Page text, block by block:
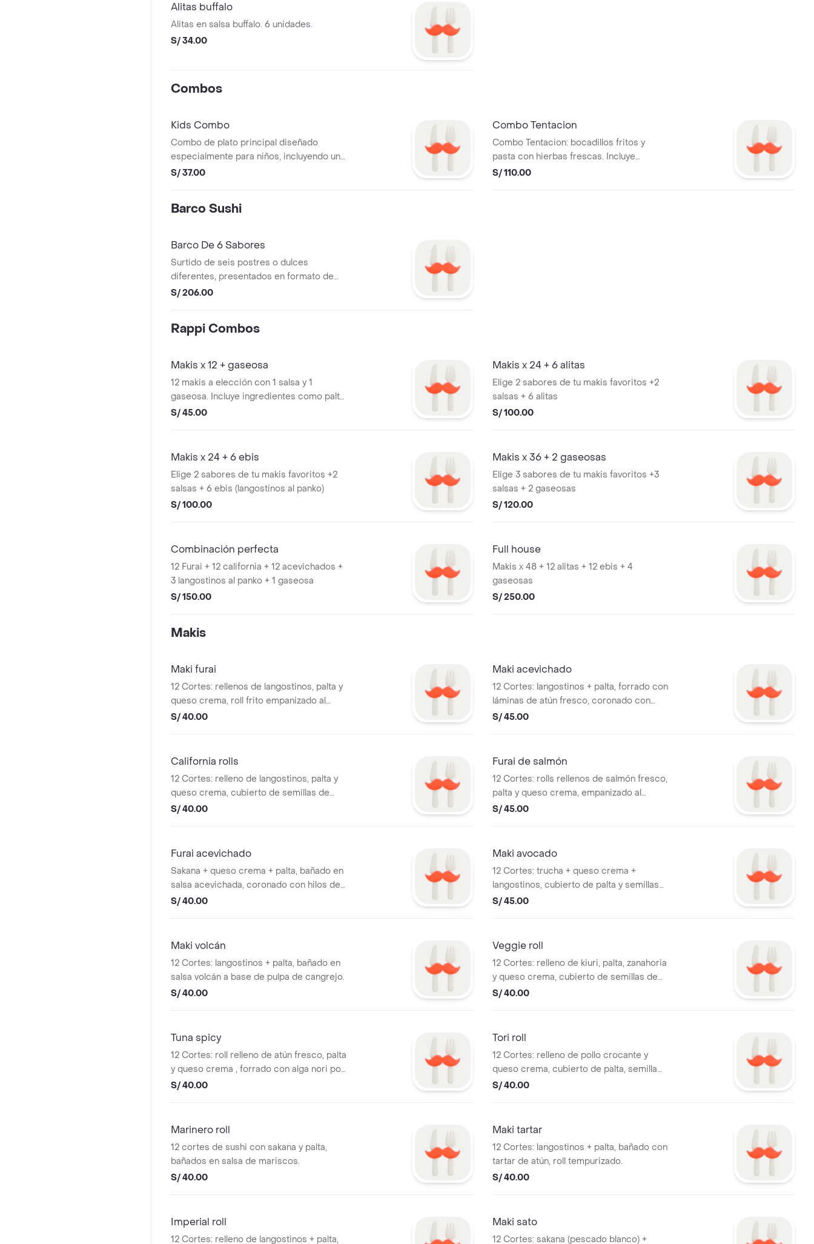
Alitas buffalo
Alitas en salsa buffalo. 6 unidades.
S/ 34.00
Combos
Kids Combo
Combo de plato principal diseñado
especialmente para niños, incluyendo una
selección de alimentos.
S/ 37.00
Combo Tentacion
Combo Tentacion: bocadillos fritos y
pasta con hierbas frescas. Incluye
rodajas de vegetales empanizados.
S/ 110.00
Barco Sushi
Barco De 6 Sabores
Surtido de seis postres o dulces
diferentes, presentados en formato de
barco de sushi para compartir.
S/ 206.00
Rappi Combos
Makis x 12 + gaseosa
12 makis a elección con 1 salsa y 1
gaseosa. Incluye ingredientes como palta
y langostino.
S/ 45.00
Makis x 24 + 6 alitas
Elige 2 sabores de tu makis favoritos +2
salsas + 6 alitas
S/ 100.00
Makis x 24 + 6 ebis
Elige 2 sabores de tu makis favoritos +2
salsas + 6 ebis (langostinos al panko)
S/ 100.00
Makis x 36 + 2 gaseosas
Elige 3 sabores de tu makis favoritos +3
salsas + 2 gaseosas
S/ 120.00
Combinación perfecta
12 Furai + 12 california + 12 acevichados +
3 langostinos al panko + 1 gaseosa
S/ 150.00
Full house
Makis x 48 + 12 alitas + 12 ebis + 4
gaseosas
S/ 250.00
Makis
Maki furai
12 Cortes: rellenos de langostinos, palta y
queso crema, roll frito empanizado al
panko.
S/ 40.00
Maki acevichado
12 Cortes: langostinos + palta, forrado con
láminas de atún fresco, coronado con
hilos de camote andino.
S/ 45.00
California rolls
12 Cortes: relleno de langostinos, palta y
queso crema, cubierto de semillas de
ajonjolí tostado .
S/ 40.00
Furai de salmón
12 Cortes: rolls rellenos de salmón fresco,
palta y queso crema, empanizado al
panko.
S/ 45.00
Furai acevichado
Sakana + queso crema + palta, bañado en
salsa acevichada, coronado con hilos de
camote.
S/ 40.00
Maki avocado
12 Cortes: trucha + queso crema +
langostinos, cubierto de palta y semillas
de ajonjolí, bañado en salsa dulce.
S/ 45.00
Maki volcán
12 Cortes: langostinos + palta, bañado en
salsa volcán a base de pulpa de cangrejo.
S/ 40.00
Veggie roll
12 Cortes: relleno de kiuri, palta, zanahoria
y queso crema, cubierto de semillas de
ajonjolí tostado .
S/ 40.00
Tuna spicy
12 Cortes: roll relleno de atún fresco, palta
y queso crema , forrado con alga nori por
fuera y bañado en salsa spicy.
S/ 40.00
Tori roll
12 Cortes: relleno de pollo crocante y
queso crema, cubierto de palta, semilla
de ajonjolí y salsa tare dulce.
S/ 40.00
Marinero roll
12 cortes de sushi con sakana y palta,
bañados en salsa de mariscos.
S/ 40.00
Maki tartar
12 Cortes: langostinos + palta, bañado con
tartar de atún, roll tempurizado.
S/ 40.00
Imperial roll
12 Cortes: relleno de langostinos + palta,
Maki sato
12 Cortes: sakana (pescado blanco) +